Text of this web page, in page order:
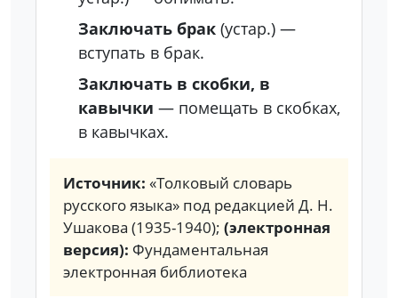
Заключать брак (устар.) —
вступать в брак.
Заключать в скобки, в
кавычки — помещать в скобках,
в кавычках.
Источник: «Толковый словарь
русского языка» под редакцией Д. Н.
Ушакова (1935-1940); (электронная
версия): Фундаментальная
электронная библиотека